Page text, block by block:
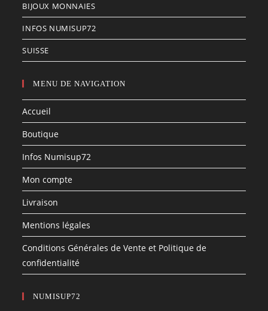
BIJOUX MONNAIES
INFOS NUMISUP72
SUISSE
MENU DE NAVIGATION
Accueil
Boutique
Infos Numisup72
Mon compte
Livraison
Mentions légales
Conditions Générales de Vente et Politique de
confidentialité
NUMISUP72